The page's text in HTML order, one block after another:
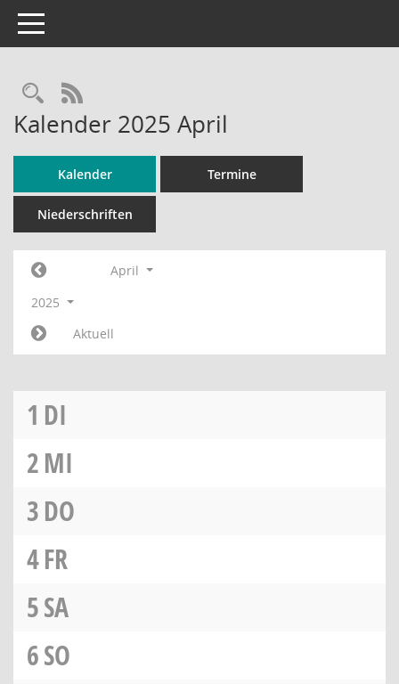
Toggle navigation
RSS-Feed
Kalender 2025 April
Kalender Termine
Niederschriften
April
2025
Aktuell
1 DI
2MI
3DO
4FR
5SA
6SO